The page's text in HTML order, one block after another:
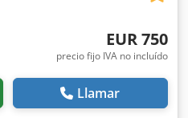
EUR 750
precio fijo IVA no incluído
Llamar